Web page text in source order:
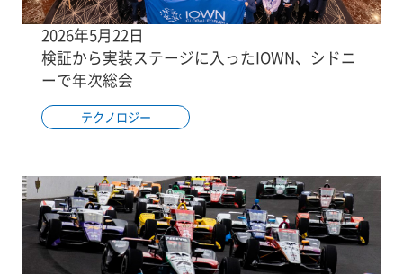
2026年5月22日
検証から実装ステージに入ったIOWN、シドニ
ーで年次総会
テクノロジー